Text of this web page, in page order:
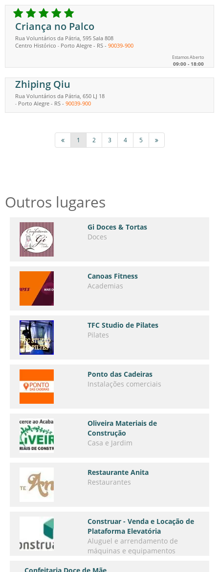
Criança no Palco
Rua Voluntários da Pátria, 595 Sala 808
Centro Histórico - Porto Alegre - RS - 90039-900
Estamos Aberto
09:00 - 18:00
Zhiping Qiu
Rua Voluntários da Pátria, 650 LJ 18
- Porto Alegre - RS - 90039-900
1 2 3 4 5
Outros lugares
Gi Doces & Tortas
Doces
Canoas Fitness
Academias
TFC Studio de Pilates
Pilates
Ponto das Cadeiras
Instalações comerciais
Oliveira Materiais de
Construção
Casa e Jardim
Restaurante Anita
Restaurantes
Construar - Venda e Locação de
Plataforma Elevatória
Aluguel e arrendamento de
máquinas e equipamentos